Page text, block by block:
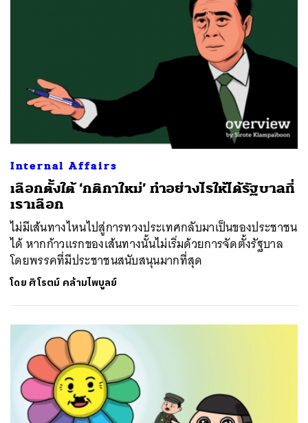
Internal Affairs
เลือกตั้งใต้ ‘กติกาใหม่’ ทำอย่างไรให้ได้รัฐบาลที่
เราเลือก
ไม่มีเส้นทางไหนไปสู่การทวงประเทศกลับมาเป็นของประชาชน
ได้ หากก้าวแรกของเส้นทางนั้นไม่เริ่มด้วยการจัดตั้งรัฐบาล
โดยพรรคที่มีประชาชนสนับสนุนมากที่สุด
โดย ศิโรตม์ คล้ามไพบูลย์
ค้นหา
SHARE TWEET